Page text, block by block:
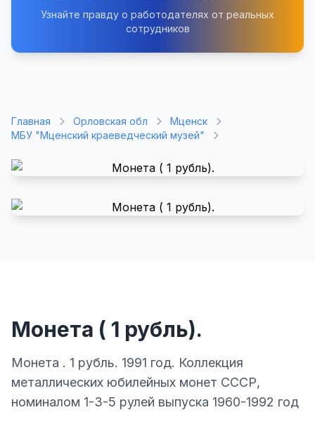
Узнайте правду о работодателях от реальных
сотрудников
Главная Орловская обл
Мценск
МБУ "Мценский краеведческий музей"
Монета ( 1 рубль).
Монета . 1 рубль. 1991 год. Коллекция
металлических юбилейных монет СССР,
номиналом 1-3-5 рулей выпуска 1960-1992 год